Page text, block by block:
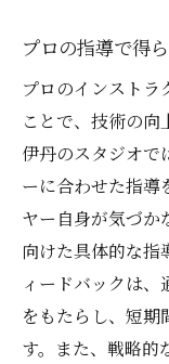
プロの指導で得
プロのインストラ
ことで、技術の
伊丹のスタジオで
ーに合わせた指導
ヤー自身が気づか
向けた具体的な指
ィードバックは
をもたらし、短期
す。また、戦略的